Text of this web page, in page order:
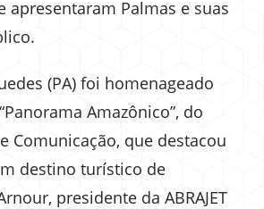
apresentaram Palmas e suas
(PA) foi homenageado
Amazônico”, do
Comunicação, que destacou
destino turístico de
presidente da ABRAJET